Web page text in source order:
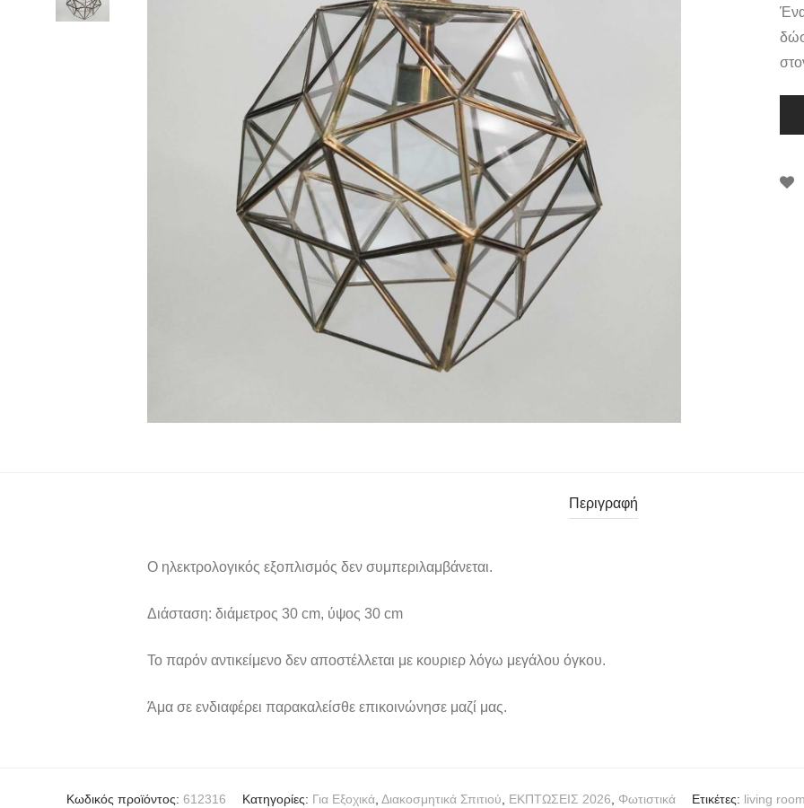
Περιγραφή
Ο ηλεκτρολογικός εξοπλισμός δεν συμπεριλαμβάνεται.
Διάσταση: διάμετρος 30 cm, ύψος 30 cm
Το παρόν αντικείμενο δεν αποστέλλεται με κουριερ λόγω μεγάλου όγκου.
Άμα σε ενδιαφέρει παρακαλείσθε επικοινώνησε μαζί μας.
Κωδικός προϊόντος: 612316 Κατηγορίες: Για Εξοχικά Διακοσμητικά Σπιτιού ΕΚΠΤΩΣΕΙΣ 2026 Φωτιστικά Ετικέτες: living room